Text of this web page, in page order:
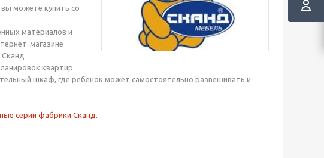
можете купить со
материалов и
магазине
квартир.
шкаф, где ребенок может самостоятельно развешивать и
серии фабрики Сканд.